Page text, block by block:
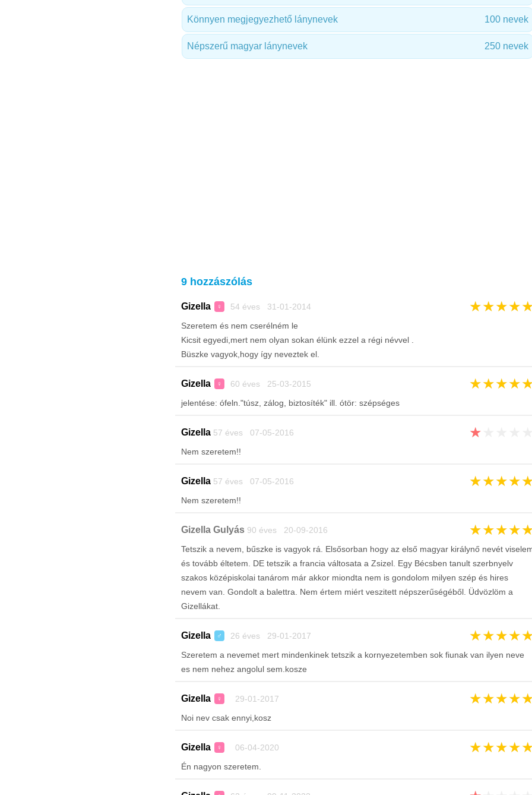
Könnyen megjegyezhető lánynevek 100 nevek
Népszerű magyar lánynevek 250 nevek
9 hozzászólás
Gizella ♀ 54 éves 31-01-2014 ★★★★
Szeretem és nem cserélném le
Kicsit egyedi,mert nem olyan sokan élünk ezzel a régi névvel .
Büszke vagyok,hogy így neveztek el.
Gizella ♀ 60 éves 25-03-2015 ★★★★
jelentése: ófeln."túsz, zálog, biztosíték" ill. ótör: szépséges
Gizella57 éves 07-05-2016 ★
Nem szeretem!!
Gizella57 éves 07-05-2016 ★★★★
Nem szeretem!!
Gizella Gulyás90 éves 20-09-2016 ★★★★
Tetszik a nevem, bűszke is vagyok rá. Elsősorban hogy az első magyar királynő nevét
és tovább éltetem. DE tetszik a francia váltosata a Zsizel. Egy Bécsben tanult szerbnyelv
szakos középiskolai tanárom már akkor miondta nem is gondolom milyen szép és hires
nevem van. Gondolt a balettra. Nem értem miért veszitett népszerűségéből. Üdvözlöm a
Gizellákat.
Gizella ♂ 26 éves 29-01-2017 ★★★★
Szeretem a nevemet mert mindenkinek tetszik a kornyezetemben sok fiunak van ilyen neve
es nem nehez angolul sem.kosze
Gizella ♀ 29-01-2017 ★★★★
Noi nev csak ennyi,kosz
Gizella ♀ 06-04-2020 ★★★★
Én nagyon szeretem.